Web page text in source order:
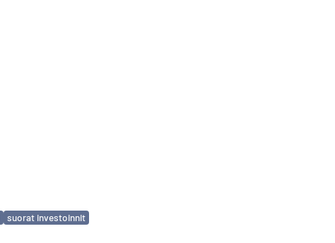
suorat investoinnit